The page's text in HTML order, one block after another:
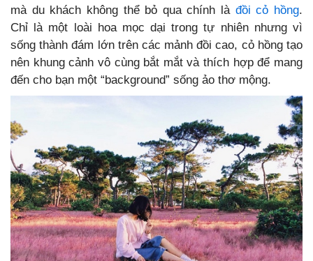
mà du khách không thể bỏ qua chính là đồi cỏ hồng.
Chỉ là một loài hoa mọc dại trong tự nhiên nhưng vì
sống thành đám lớn trên các mảnh đồi cao, cỏ hồng tạo
nên khung cảnh vô cùng bắt mắt và thích hợp để mang
đến cho bạn một “background” sống ảo thơ mộng.